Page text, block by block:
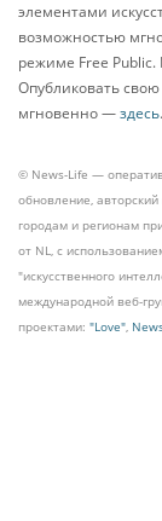
элементами
возможностью
режиме Free
Опубликовать
мгновенно —здесь.
© News-Life —
обновление,
городам и регионам
от NL, с
"искусственного
международной веб-
проектами: "Love",